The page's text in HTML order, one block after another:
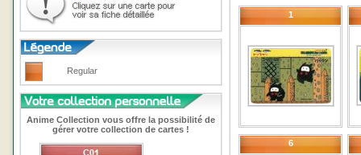
Regular
Anime Collection vous offre la possibilité de
gérer votre collection de cartes !
1
6